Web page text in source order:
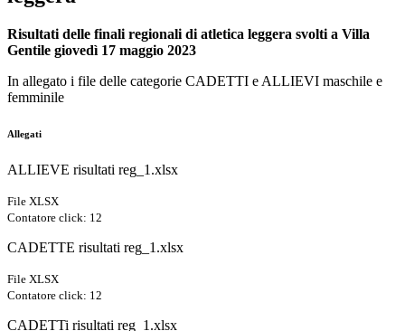
Risultati delle finali regionali di atletica leggera svolti a Villa
Gentile giovedì 17 maggio 2023
In allegato i file delle categorie CADETTI e ALLIEVI maschile e
femminile
Allegati
ALLIEVE risultati reg_1.xlsx
File XLSX
Contatore click: 12
CADETTE risultati reg_1.xlsx
File XLSX
Contatore click: 12
CADETTi risultati reg_1.xlsx